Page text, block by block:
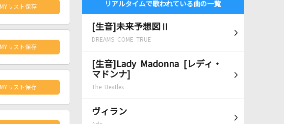
リアルタイムで歌われている曲の一覧
[生音]未来予想図Ⅱ
DREAMS COME TRUE
[生音]Lady Madonna [レディ・
マドンナ]
The Beatles
ヴィラン
MYリスト保存
MYリスト保存
MYリスト保存